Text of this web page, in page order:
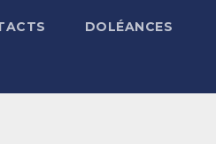
DOLÉANCES